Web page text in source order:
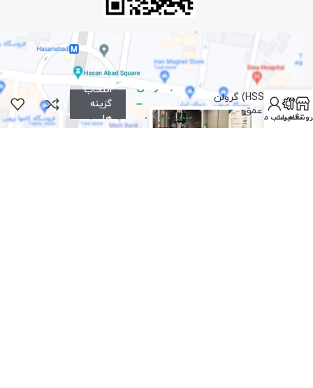
تعمیرات
حساب من
مته گردبر
دریل‌مگنت
(HSS) گرولن
| عمق
سوراخ‌کاری
1,400,000 تومان
–
10,126,000 تومان
انتخاب
گزینه
ها